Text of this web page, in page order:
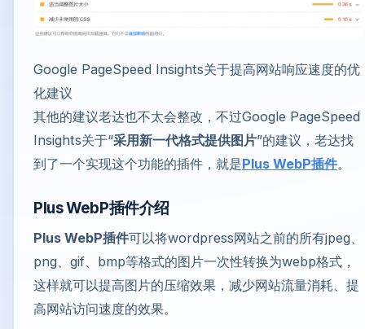
Google PageSpeed Insights关于提高网站响应速度的优
化建议
其他的建议老达也不太会整改，不过Google PageSpeed
Insights关于“采用新一代格式提供图片”的建议，老达找
到了一个实现这个功能的插件，就是Plus WebP插件。
Plus WebP插件介绍
Plus WebP插件可以将wordpress网站之前的所有jpeg、
png、gif、bmp等格式的图片一次性转换为webp格式，
这样就可以提高图片的压缩效果，减少网站流量消耗、提
高网站访问速度的效果。